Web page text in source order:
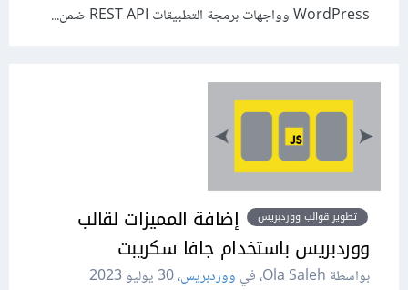
WordPress وواجهات برمجة التطبيقات REST API ضمن...
تطوير قوالب ووردبريس
إضافة المميزات لقالب
ووردبريس باستخدام جافا سكريبت
بواسطة Ola Saleh، في ووردبريس،30 يوليو 2023